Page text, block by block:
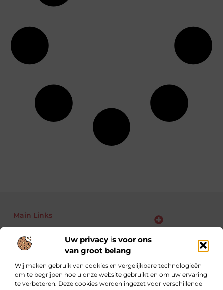
Uw privacy is voor ons
van groot belang
Wij maken gebruik van cookies en vergelijkbare technologieën
om te begrijpen hoe u onze website gebruikt en om uw ervaring
te verbeteren. Deze cookies worden ingezet voor verschillende
Main Links
Altijd op zoek naar nieuwe inzichten.